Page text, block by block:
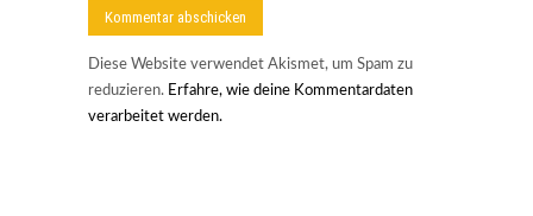
Diese Website verwendet Akismet, um Spam zu
reduzieren. Erfahre, wie deine Kommentardaten
verarbeitet werden.